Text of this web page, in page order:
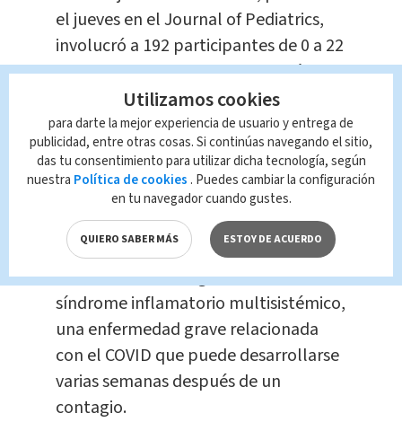
el jueves en el Journal of Pediatrics,
involucró a 192 participantes de 0 a 22
años que fueron atendidos en clínicas
de urgencia por sospecha de COVID-
19; la mayoría tenían entre 11 y 17
años.
Cuarenta y nueve de ellos, una cuarta
parte del total, dieron positivo al
virus. Otros 18 fueron incluidos en el
estudio tras ser diagnosticados con
síndrome inflamatorio multisistémico,
una enfermedad grave relacionada
con el COVID que puede desarrollarse
varias semanas después de un
contagio.
Utilizamos cookies
para darte la mejor experiencia de usuario y entrega de
publicidad, entre otras cosas. Si continúas navegando el sitio,
das tu consentimiento para utilizar dicha tecnología, según
nuestra Política de cookies . Puedes cambiar la configuración
en tu navegador cuando gustes.
QUIERO SABER MÁS ESTOY DE ACUERDO